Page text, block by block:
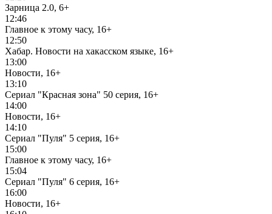
Зарница 2.0, 6+
12:46
Главное к этому часу, 16+
12:50
Хабар. Новости на хакасском языке, 16+
13:00
Новости, 16+
13:10
Сериал "Красная зона" 50 серия, 16+
14:00
Новости, 16+
14:10
Сериал "Пуля" 5 серия, 16+
15:00
Главное к этому часу, 16+
15:04
Сериал "Пуля" 6 серия, 16+
16:00
Новости, 16+